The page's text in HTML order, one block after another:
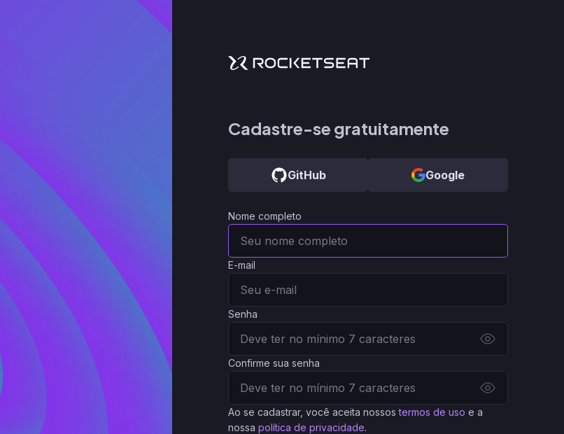
Cadastre-se gratuitamente
GitHub Google
Nome completo
E-mail
Senha
Confirme sua senha
Ao se cadastrar, você aceita nossos termos de uso e a
nossa política de privacidade.